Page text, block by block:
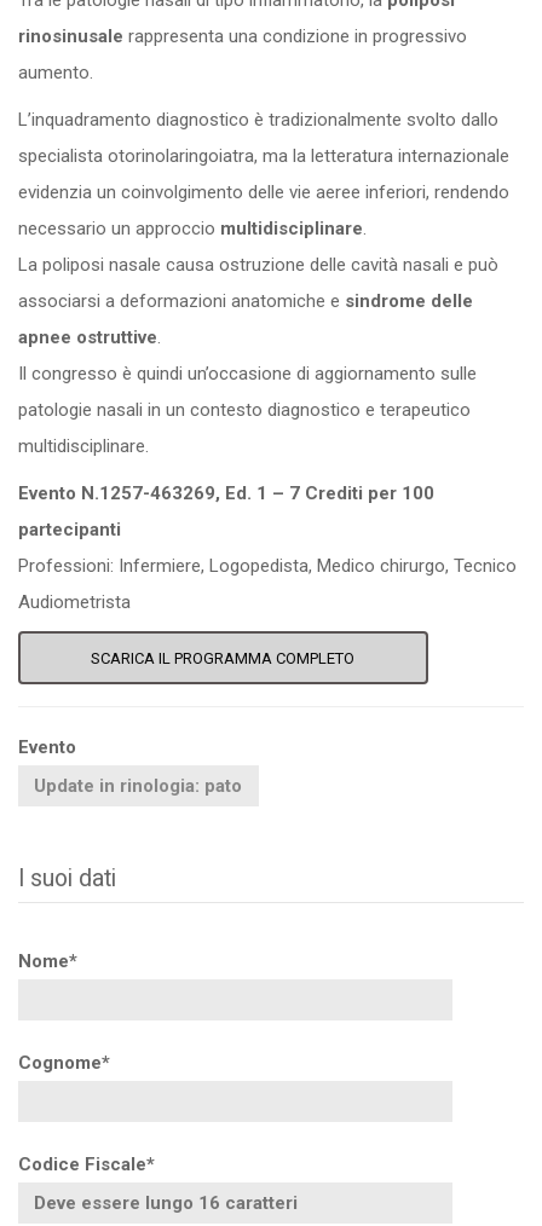
rinosinusale rappresenta una condizione in progressivo
aumento.
L’inquadramento diagnostico è tradizionalmente svolto dallo
specialista otorinolaringoiatra, ma la letteratura internazionale
evidenzia un coinvolgimento delle vie aeree inferiori, rendendo
necessario un approccio multidisciplinare.
La poliposi nasale causa ostruzione delle cavità nasali e può
associarsi a deformazioni anatomiche e sindrome delle
apnee ostruttive.
Il congresso è quindi un’occasione di aggiornamento sulle
patologie nasali in un contesto diagnostico e terapeutico
multidisciplinare.
Evento N.1257-463269, Ed. 1 – 7 Crediti per 100
partecipanti
Professioni: Infermiere, Logopedista, Medico chirurgo, Tecnico
Audiometrista
SCARICA IL PROGRAMMA COMPLETO
Evento
I suoi dati
Nome*
Cognome*
Codice Fiscale*